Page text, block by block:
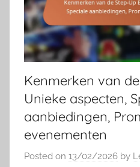
Kenmerken van
Unieke aspecten,
aanbiedingen,
evenementen
Posted on 13/02/2026 by